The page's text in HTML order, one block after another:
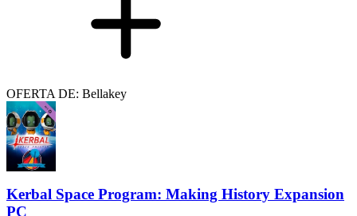
OFERTA DE: Bellakey
Kerbal Space Program: Making History Expansion
PC